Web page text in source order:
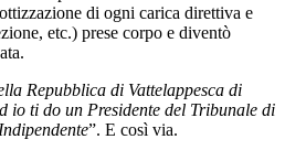
di ogni carica direttiva e
etc.) prese corpo e diventò
Repubblica di Vattelappesca di
io ti do un Presidente del Tribunale di
”. E così via.